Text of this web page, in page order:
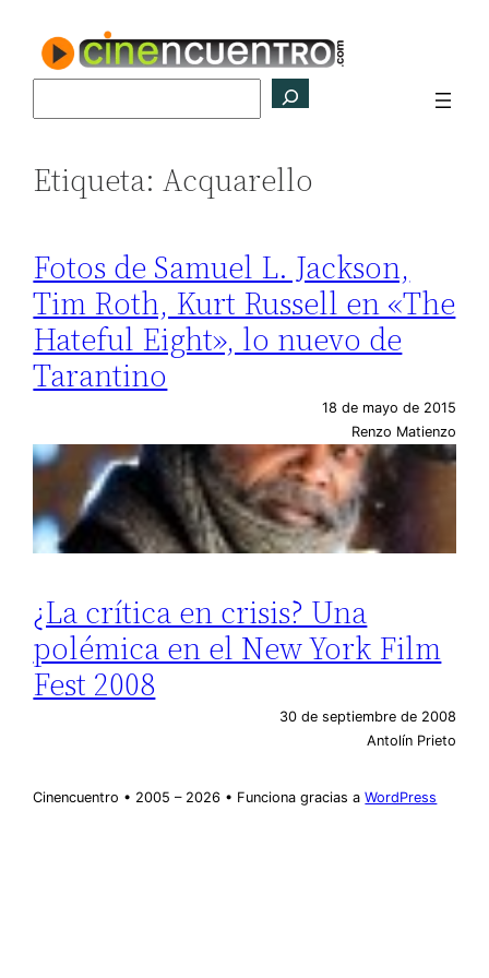
contenido
Etiqueta:Acquarello
Fotos de Samuel L. Jackson,
Tim Roth, Kurt Russell en «The
Hateful Eight», lo nuevo de
Tarantino
18 de mayo de 2015
Renzo Matienzo
¿La crítica en crisis? Una
polémica en el New York Film
Fest 2008
30 de septiembre de 2008
Antolín Prieto
Cinencuentro • 2005 – 2026 • Funciona gracias aWordPress